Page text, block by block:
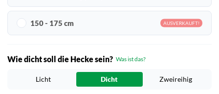
150 - 175 cm AUSVERKAUFT!
Wie dicht soll die Hecke sein? Was ist das?
Licht Dicht Zweireihig